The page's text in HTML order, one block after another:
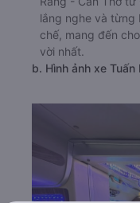
lắng nghe và từng
chế, mang đến
vời nhất.
b. Hình ảnh xe Tuấn